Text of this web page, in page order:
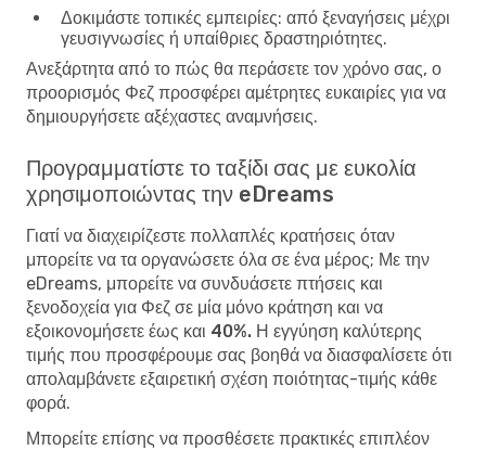
Δοκιμάστε τοπικές εμπειρίες: από ξεναγήσεις μέχρι
γευσιγνωσίες ή υπαίθριες δραστηριότητες.
Ανεξάρτητα από το πώς θα περάσετε τον χρόνο σας, ο
προορισμός Φεζ προσφέρει αμέτρητες ευκαιρίες για να
δημιουργήσετε αξέχαστες αναμνήσεις.
Προγραμματίστε το ταξίδι σας με ευκολία
χρησιμοποιώντας την eDreams
Γιατί να διαχειρίζεστε πολλαπλές κρατήσεις όταν
μπορείτε να τα οργανώσετε όλα σε ένα μέρος; Με την
eDreams, μπορείτε να συνδυάσετε πτήσεις και
ξενοδοχεία για Φεζ σε μία μόνο κράτηση και να
εξοικονομήσετε έως και 40%. Η εγγύηση καλύτερης
τιμής που προσφέρουμε σας βοηθά να διασφαλίσετε ότι
απολαμβάνετε εξαιρετική σχέση ποιότητας-τιμής κάθε
φορά.
Μπορείτε επίσης να προσθέσετε πρακτικές επιπλέον